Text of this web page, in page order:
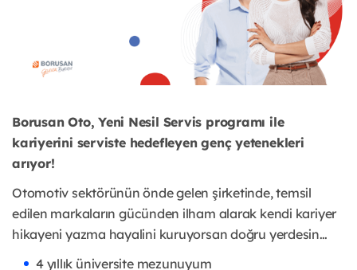
Borusan Oto, Yeni Nesil Servis programı ile
kariyerini serviste hedefleyen genç yetenekleri
arıyor!
Otomotiv sektörünün önde gelen şirketinde, temsil
edilen markaların gücünden ilham alarak kendi kariyer
hikayeni yazma hayalini kuruyorsan doğru yerdesin…
4 yıllık üniversite mezunuyum